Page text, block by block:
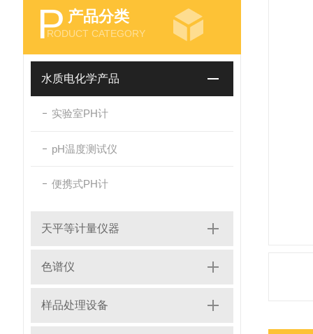
P 产品分类
RODUCT CATEGORY
水质电化学产品
实验室PH计
pH温度测试仪
便携式PH计
天平等计量仪器
色谱仪
样品处理设备